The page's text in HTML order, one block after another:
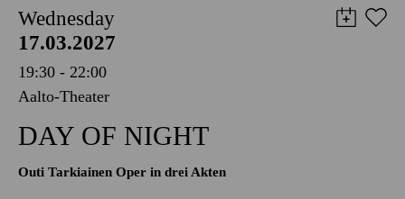
Wednesday
17.03.2027
19:30 - 22:00
Aalto-Theater
DAY OF NIGHT
Outi Tarkiainen Oper in drei Akten